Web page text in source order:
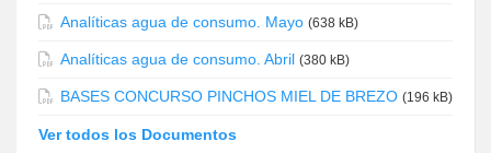
Analíticas agua de consumo. Mayo (638 kB)
Analíticas agua de consumo. Abril (380 kB)
BASES CONCURSO PINCHOS MIEL DE BREZO (196 kB)
Ver todos los Documentos